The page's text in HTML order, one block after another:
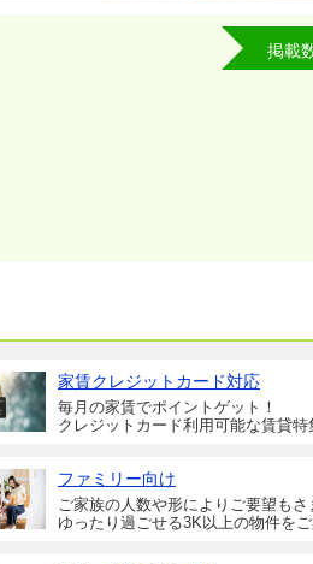
掲載
家賃クレジットカード対応
毎月の家賃でポイントゲット！
クレジットカード利用可能な賃貸特
ファミリー向け
ご家族の人数や形によりご要望もさ
ゆったり過ごせる3K以上の物件をご